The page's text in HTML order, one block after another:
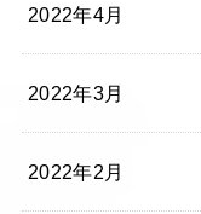
2022年4月
2022年3月
2022年2月